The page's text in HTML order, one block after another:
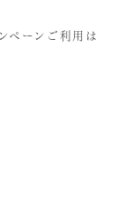
ペーンご利用は